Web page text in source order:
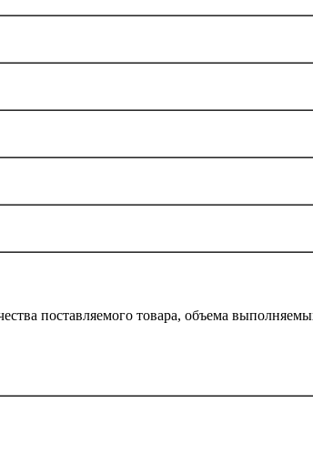
поставляемого товара, объема